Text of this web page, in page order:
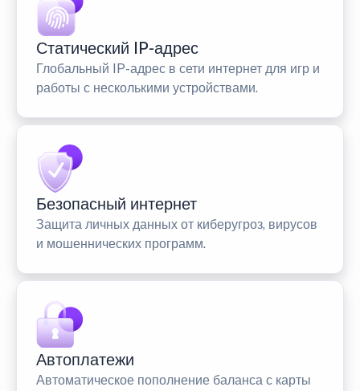
Статический IP-адрес
Глобальный IP-адрес в сети интернет для игр и
работы с несколькими устройствами.
Безопасный интернет
Защита личных данных от киберугроз, вирусов
и мошеннических программ.
Автоплатежи
Автоматическое пополнение баланса с карты